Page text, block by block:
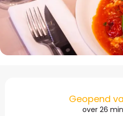
Geopend
over 26